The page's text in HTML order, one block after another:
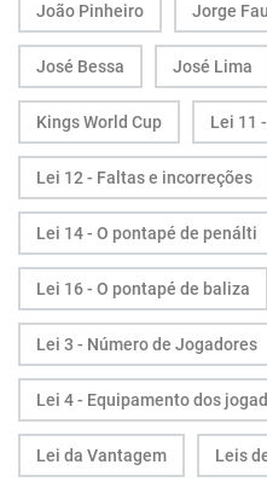
João Pinheiro Jorge
José Bessa José Lima
Kings World Cup Lei 11
Lei 12 - Faltas e incorreções
Lei 14 - O pontapé de penálti
Lei 16 - O pontapé de baliza
Lei 3 - Número de Jogadores
Lei 4 - Equipamento dos
Lei da Vantagem Leis